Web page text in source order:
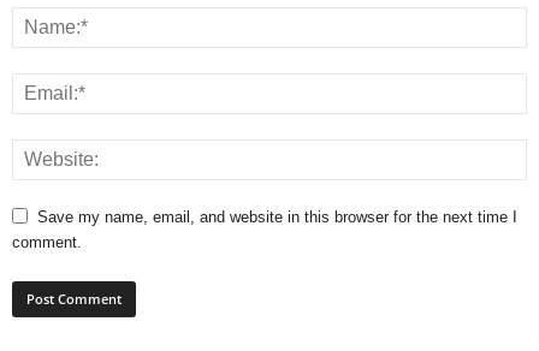
Save my name, email, and website in this browser for the next time I
comment.